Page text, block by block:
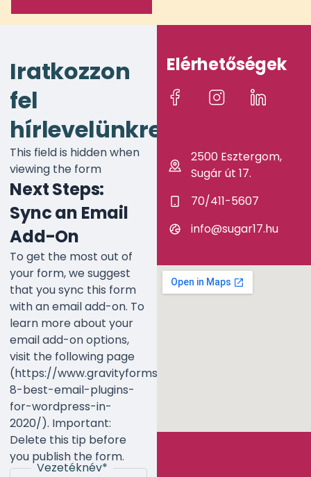
Iratkozzon
fel
hírlevelünkre!
This field is hidden when
viewing the form
Next Steps:
Sync an Email
Add-On
To get the most out of
your form, we suggest
that you sync this form
with an email add-on. To
learn more about your
email add-on options,
visit the following page
(https://www.gravityforms.com/the-
8-best-email-plugins-
for-wordpress-in-
2020/). Important:
Delete this tip before
you publish the form.
Vezetéknév*
Elérhetőségek
2500 Esztergom,
Sugár út 17.
70/411-5607
info@sugar17.hu